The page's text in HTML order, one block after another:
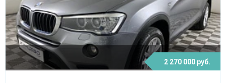
2 270 000 руб.